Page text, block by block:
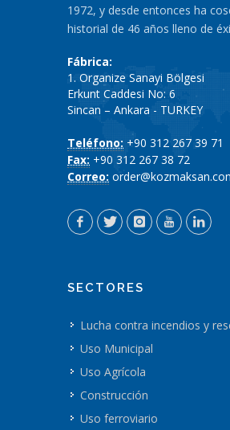
1972, y desde entonces ha
historial de 46 años lleno de
Fábrica:
1. Organize Sanayi Bölgesi
Erkunt Caddesi No: 6
Sincan – Ankara - TURKEY
Teléfono: +90 312 267 39 71
Fax: +90 312 267 38 72
Correo:
SECTORES
Lucha contra incendios y
Uso Municipal
Uso Agrícola
Construcción
Uso ferroviario